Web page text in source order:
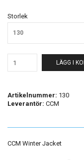
Storlek
130
LÄGG I
Artikelnummer: 130
Leverantör: CCM
CCM Winter Jacket